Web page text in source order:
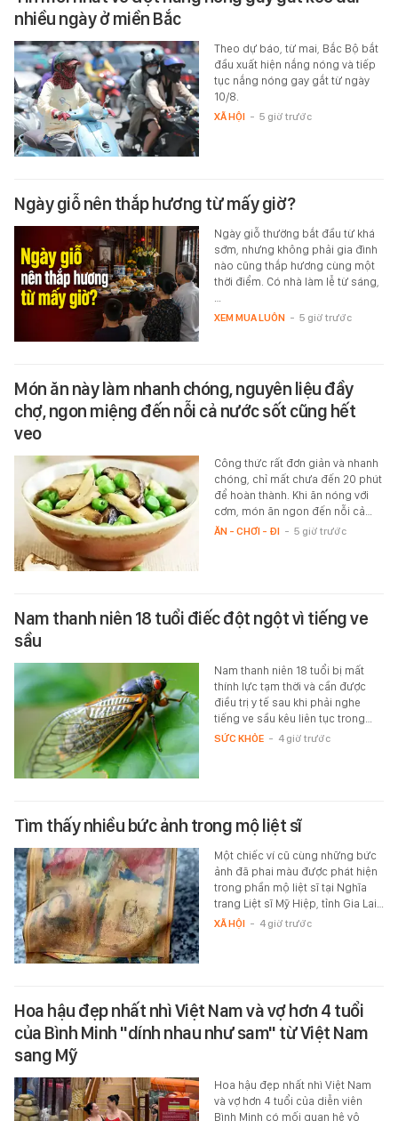
nhiều ngày ở miền Bắc
Theo dự báo, từ mai, Bắc Bộ bắt
đầu xuất hiện nắng nóng và tiếp
tục nắng nóng gay gắt từ ngày
10/8.
XÃ HỘI - 5 giờ trước
Ngày giỗ nên thắp hương từ mấy giờ?
Ngày giỗ thường bắt đầu từ khá
sớm, nhưng không phải gia đình
nào cũng thắp hương cùng một
thời điểm. Có nhà làm lễ từ sáng,
XEM MUA LUÔN - 5 giờ trước
Món ăn này làm nhanh chóng, nguyên liệu đầy
chợ, ngon miệng đến nỗi cả nước sốt cũng hết
veo
Công thức rất đơn giản và nhanh
chóng, chỉ mất chưa đến 20 phút
để hoàn thành. Khi ăn nóng với
cơm, món ăn ngon đến nỗi cả…
ĂN - CHƠI - ĐI - 5 giờ trước
Nam thanh niên 18 tuổi điếc đột ngột vì tiếng ve
sầu
Nam thanh niên 18 tuổi bị mất
thính lực tạm thời và cần được
điều trị y tế sau khi phải nghe
tiếng ve sầu kêu liên tục trong…
SỨC KHỎE - 4 giờ trước
Tìm thấy nhiều bức ảnh trong mộ liệt sĩ
Một chiếc ví cũ cùng những bức
ảnh đã phai màu được phát hiện
trong phần mộ liệt sĩ tại Nghĩa
trang Liệt sĩ Mỹ Hiệp, tỉnh Gia Lai…
XÃ HỘI - 4 giờ trước
Hoa hậu đẹp nhất nhì Việt Nam và vợ hơn 4 tuổi
của Bình Minh "dính nhau như sam" từ Việt Nam
sang Mỹ
Hoa hậu đẹp nhất nhì Việt Nam
và vợ hơn 4 tuổi của diễn viên
Bình Minh có mối quan hệ vô